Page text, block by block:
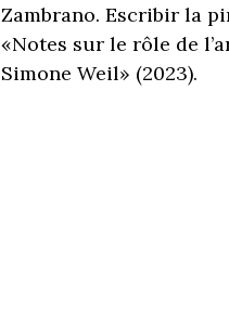
Zambrano.Escribir la
«Notes sur le rôle de
Simone Weil» (2023).